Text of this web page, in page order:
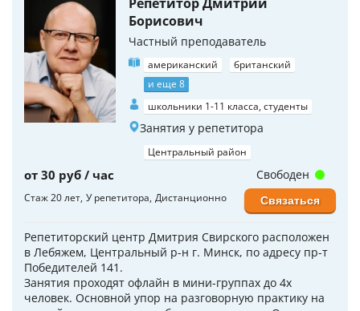
Борисович
Частный преподаватель
американский
британский
и еще 8
школьники 1-11 класса, студенты
Занятия у репетитора
Центральный район
от 30 руб / час
Стаж 20 лет У репетитора Дистанционно
Репетиторский центр Дмитрия Свирского расположен
в Лебяжем, Центральный р-н г. Минск, по адресу пр-т
Победителей 141.
Занятия проходят офлайн в мини-группах до 4х
человек. Основной упор на разговорную практику на
Свободен
Связаться